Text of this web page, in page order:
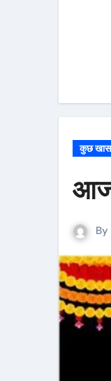
कुछ खास
आज
By